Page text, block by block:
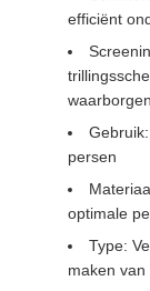
efficiënt
waarborgen
persen
optimale
Type:
maken